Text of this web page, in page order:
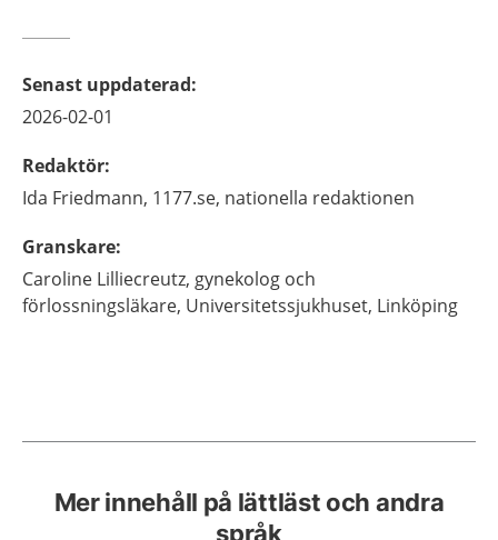
Senast uppdaterad:
2026-02-01
Redaktör:
Ida Friedmann, 1177.se, nationella redaktionen
Granskare:
Caroline Lilliecreutz, gynekolog och
förlossningsläkare, Universitetssjukhuset, Linköping
Mer innehåll på lättläst och andra
språk